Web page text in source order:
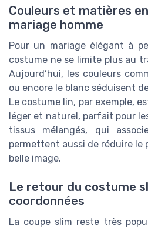
Couleurs et matières
mariage homme
Pour un mariage élégant à
costume ne se limite plus au
Aujourd’hui, les couleurs
ou encore le blanc séduisent
Le costume lin, par exemple,
léger et naturel, parfait pour
tissus mélangés, qui
permettent aussi de réduire
belle image.
Le retour du costume
coordonnées
La coupe slim reste très